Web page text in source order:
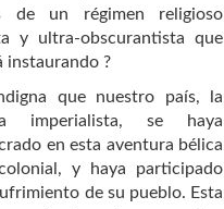
de un régimen religioso
y ultra-obscurantista que
instaurando ?
que nuestro país, la
imperialista, se haya
en esta aventura bélica
y haya participado
de su pueblo. Esta